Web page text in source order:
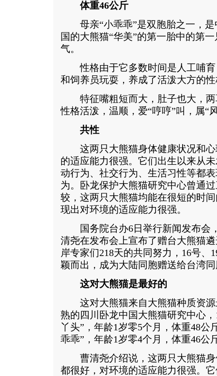
体重46公斤
母亲“小乖乖”是双胞胎之一，是
国的大熊猫“华美”的第一胎中的第
气。
性格由于它多数时间是人工哺育
和饲养员玩耍，养成了活泼大方的
特征嘴粗短而大，肚子也大，两
性格活泼，温顺，爱“哼哼”叫，属“
共性
这两只大熊猫身体健康状况和心
的适应能力很强。它们出生以来从
动行为、社交行为、生活习性等都
为。卧龙保护大熊猫研究中心曾通
较，这两只大熊猫均能在很短的时
现出对环境的适应能力很强。
国务院台办6日举行新闻发布会
清尧在发布会上宣布了赠台大熊猫
岸专家们218天的共同努力，16号、
颖而出，成为大陆同胞赠送给台湾
这对大熊猫是最好的
这对大熊猫来自大熊猫种质资源
熟的四川卧龙中国大熊猫研究中心
丫头”，年龄1岁零5个月，体重48公
乖乖”，年龄1岁零4个月，体重46公
曹清尧介绍说，这两只大熊猫身
都很好，对环境的适应能力很强。